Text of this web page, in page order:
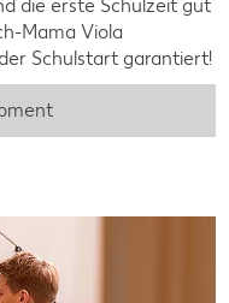
die erste Schulzeit gut
Mama Viola
Schulstart garantiert!